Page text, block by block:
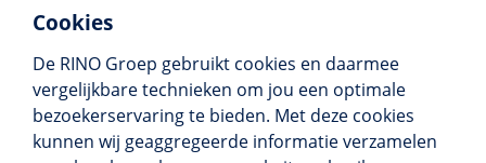
Cookies
De RINO Groep gebruikt cookies en daarmee
vergelijkbare technieken om jou een optimale
bezoekerservaring te bieden. Met deze cookies
kunnen wij geaggregeerde informatie verzamelen
Meer dan 250 opleidingen
Alle BIG-opleidingen in huis
Cedeo-erkend en CRKBO-geregistreerd
Gemiddelde beoordeling 8,4